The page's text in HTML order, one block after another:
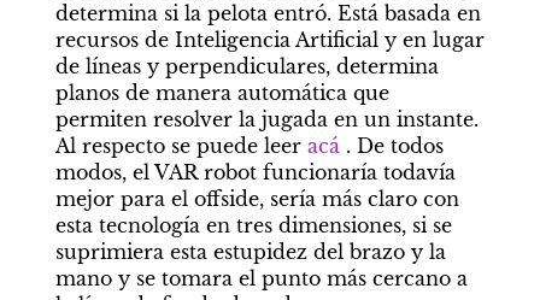
determina si la pelota entró. Está basada en
recursos de Inteligencia Artificial y en lugar
de líneas y perpendiculares, determina
planos de manera automática que
permiten resolver la jugada en un instante.
Al respecto se puede leer acá . De todos
modos, el VAR robot funcionaría todavía
mejor para el offside, sería más claro con
esta tecnología en tres dimensiones, si se
suprimiera esta estupidez del brazo y la
mano y se tomara el punto más cercano a